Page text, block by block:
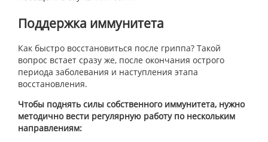
Поддержка иммунитета
Как быстро восстановиться после гриппа? Такой
вопрос встает сразу же, после окончания острого
периода заболевания и наступления этапа
восстановления.
Чтобы поднять силы собственного иммунитета, нужно
методично вести регулярную работу по нескольким
направлениям: